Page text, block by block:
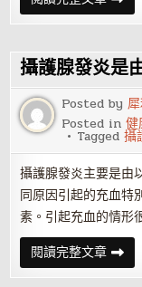
性
攝
腺
發
炎
的
病
因
攝護腺發炎是
Posted by
Posted in健
Tagged攝
攝護腺發炎主要是由
同原因引起的充血特
素。引起充血的情形
閱讀完整文章攝
護
腺